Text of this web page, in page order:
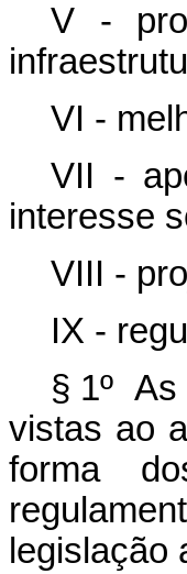
V -
VI -
VII -
interesse
VIII -
IX -
§ 1º As
vistas ao
forma
legislação